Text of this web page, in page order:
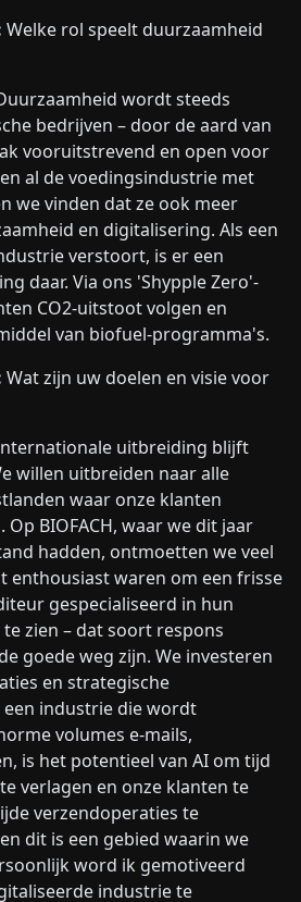
Welke rol speelt duurzaamheid
wordt steeds
bedrijven – door de aard van
vooruitstrevend en open voor
al de voedingsindustrie met
we vinden dat ze ook meer
en digitalisering. Als een
verstoort, is er een
daar. Via ons 'Shypple Zero'-
CO2-uitstoot volgen en
van biofuel-programma's.
Wat zijn uw doelen en visie voor
uitbreiding blijft
willen uitbreiden naar alle
waar onze klanten
BIOFACH, waar we dit jaar
hadden, ontmoetten we veel
enthousiast waren om een frisse
gespecialiseerd in hun
zien – dat soort respons
goede weg zijn. We investeren
en strategische
industrie die wordt
volumes e-mails,
is het potentieel van AI om tijd
verlagen en onze klanten te
verzendoperaties te
dit is een gebied waarin we
word ik gemotiveerd
industrie te